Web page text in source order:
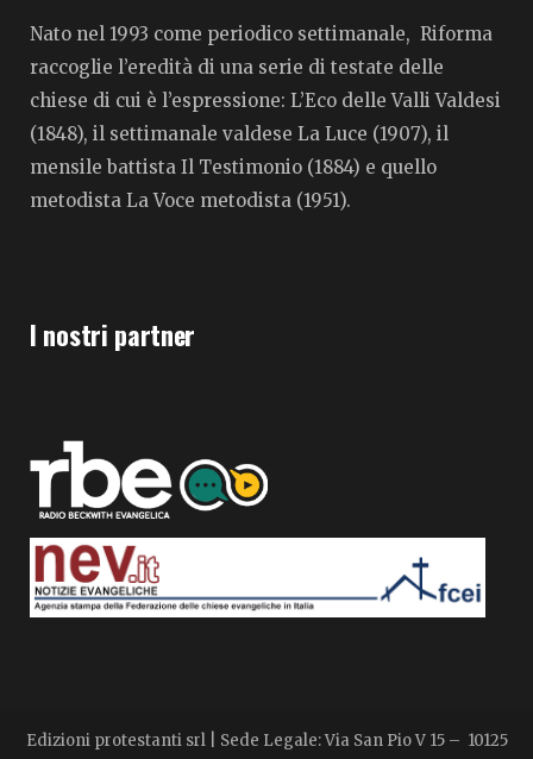
Nato nel 1993 come periodico settimanale, Riforma
raccoglie l’eredità di una serie di testate delle
chiese di cui è l’espressione: L’Eco delle Valli Valdesi
(1848), il settimanale valdese La Luce (1907), il
mensile battista Il Testimonio (1884) e quello
metodista La Voce metodista (1951).
I nostri partner
Edizioni protestanti srl | Sede Legale: Via San Pio V 15 – 10125